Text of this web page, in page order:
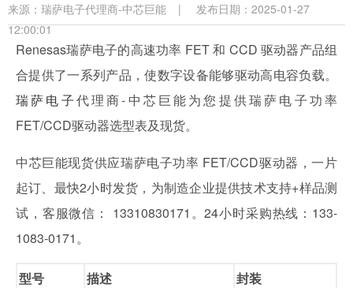
来源： 瑞萨电子代理商-中芯巨能 |
发布日期：2025-01-27
12:00:01
Renesas瑞萨电子的高速功率 FET 和 CCD 驱动器产品组
合提供了一系列产品，使数字设备能够驱动高电容负载。
瑞萨电子代理商-中芯巨能为您提供瑞萨电子功率
FET/CCD驱动器选型表及现货。
中芯巨能现货供应瑞萨电子功率 FET/CCD驱动器，一片
起订、最快2小时发货，为制造企业提供技术支持+样品测
试，客服微信： 13310830171。24小时采购热线：133-
1083-0171。
型号 描述
封装